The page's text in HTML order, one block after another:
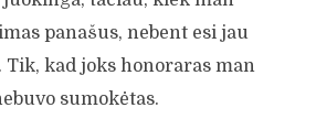
panašus, nebent esi jau
Tik, kad joks honoraras man
sumokėtas.